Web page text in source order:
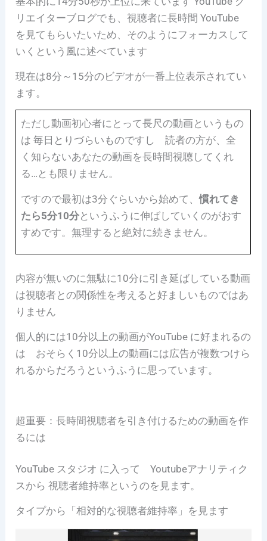
リエイターブログでも、視聴者に長時間 YouTube
を見てもらいたいため、そのようにフォーカスして
いくという風に述べています
現在は8分～15分のビデオが一番上位表示されてい
ます。
ただし動画初心者にとって長尺の動画というもの
は 毎日とりづらいものですし 読者の方が、全
く知らないあなたの動画を長時間視聴してくれ
る…とも限りません。
ですので最初は3分ぐらいから始めて、慣れてき
たら5分10分というふうに伸ばしていくのがおす
すめです。無理すると絶対に続きません。
内容が無いのに無駄に10分に引き延ばしている動画
は視聴者との関係性を考えると好ましいものではあ
りません
個人的には10分以上の動画がYouTube に好まれるの
は おそらく10分以上の動画には広告が複数つけら
れるからだろうというふうに思っています。
超重要：長時間視聴者を引き付けるための動画を作
るには
YouTube スタジオ に入って Youtubeアナリティク
スから 視聴者維持率というのを見ます。
タイプから「相対的な視聴者維持率」を見ます